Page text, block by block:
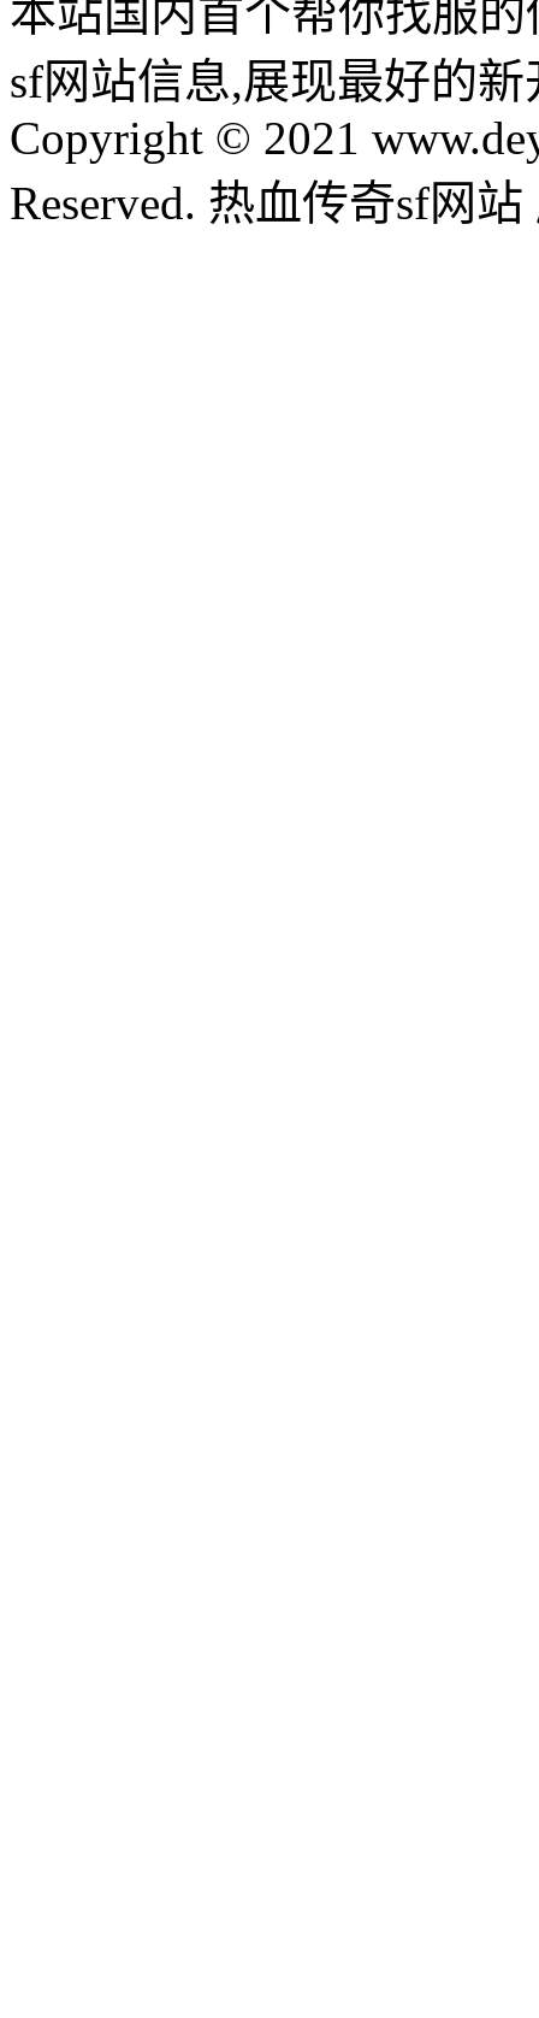
本站国内首个帮你找服
sf网站信息,展现最好的
Copyright © 2021
Reserved. 热血传奇sf网